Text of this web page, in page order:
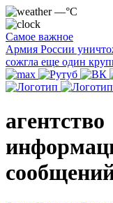
—°C
Самое важное
Армия России
сожгла еще один
агентство